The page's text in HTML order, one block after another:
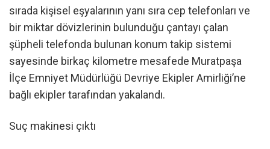
sırada kişisel eşyalarının yanı sıra cep telefonları ve
bir miktar dövizlerinin bulunduğu çantayı çalan
şüpheli telefonda bulunan konum takip sistemi
sayesinde birkaç kilometre mesafede Muratpaşa
İlçe Emniyet Müdürlüğü Devriye Ekipler Amirliği’ne
bağlı ekipler tarafından yakalandı.
Suç makinesi çıktı